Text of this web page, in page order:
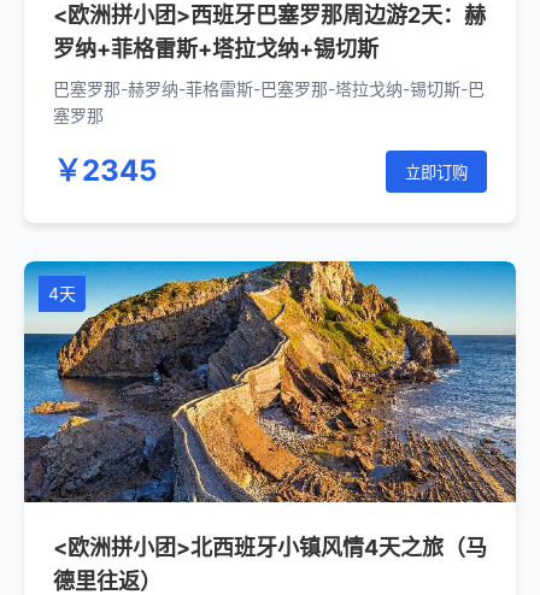
<欧洲拼小团>西班牙巴塞罗那周边游2天：赫
罗纳+菲格雷斯+塔拉戈纳+锡切斯
巴塞罗那-赫罗纳-菲格雷斯-巴塞罗那-塔拉戈纳-锡切斯-巴
塞罗那
￥2345 立即订购
4天
<欧洲拼小团>北西班牙小镇风情4天之旅（马
德里往返）